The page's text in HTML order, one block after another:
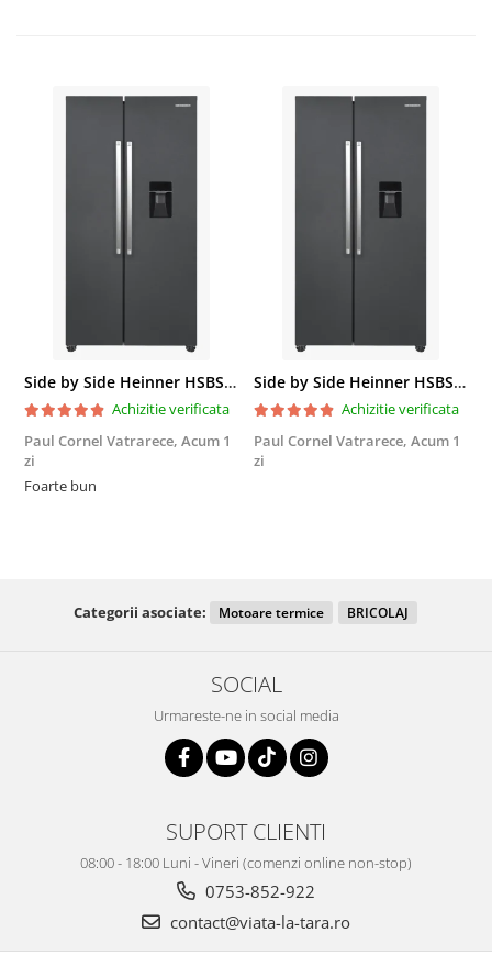
Side by Side Heinner HSBS-HM439NFINVDGWDE++, Total No Frost, Compresor Inverter, Dozator Apa, Display Touch LED, 439 L, Clasa E, Gri Antracit Texturat
Achizitie verificata
Paul Cornel Vatrarece, Acum 1
zi
Foarte bun
Side by Side Heinner HSBS-HM439NFINVDGWDE++, Total No Frost, Compresor Inverter, Dozator Apa, Display Touch LED, 439 L, Clasa E, Gri Antracit Texturat
Achizitie verificata
Paul Cornel Vatrarece, Acum 1
zi
Categorii asociate: Motoare termice BRICOLAJ
SOCIAL
Urmareste-ne in social media
SUPORT CLIENTI
08:00 - 18:00 Luni - Vineri (comenzi online non-stop)
0753-852-922
contact@viata-la-tara.ro